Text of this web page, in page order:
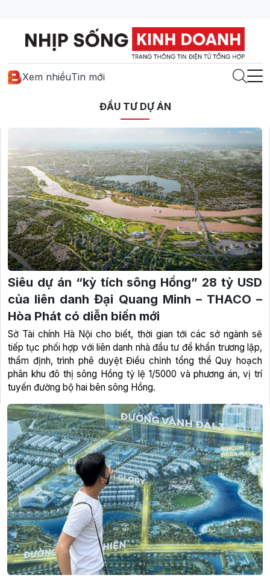
Xem nhiềuTin mới
ĐẦU TƯ DỰ ÁN
Siêu dự án “kỳ tích sông Hồng” 28 tỷ USD
của liên danh Đại Quang Minh – THACO –
Hòa Phát có diễn biến mới
Sở Tài chính Hà Nội cho biết, thời gian tới các sở ngành sẽ
tiếp tục phối hợp với liên danh nhà đầu tư để khẩn trương lập,
thẩm định, trình phê duyệt Điều chỉnh tổng thể Quy hoạch
phân khu đô thị sông Hồng tỷ lệ 1/5000 và phương án, vị trí
tuyến đường bộ hai bên sông Hồng.